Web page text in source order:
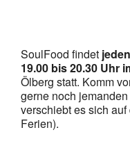
SoulFood findet
19.00 bis 20.30 Uhr
Ölberg statt. Komm
gerne noch
verschiebt es sich
Ferien).